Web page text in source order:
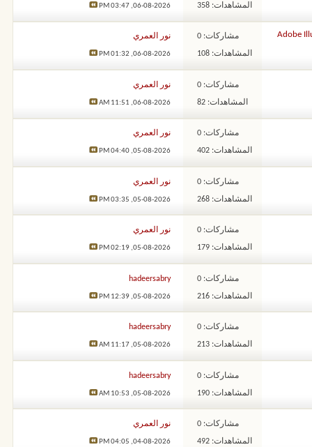
المشاهدات: 358 06-08-2026,
03:47 PM
مشاركات: 0
المشاهدات: 108
نور العمري
06-08-2026,
01:32 PM
مشاركات: 0
المشاهدات: 82
نور العمري
06-08-2026,
11:51 AM
مشاركات: 0
المشاهدات: 402
نور العمري
05-08-2026,
04:40 PM
مشاركات: 0
المشاهدات: 268
نور العمري
05-08-2026,
03:35 PM
مشاركات: 0
المشاهدات: 179
نور العمري
05-08-2026,
02:19 PM
مشاركات: 0
المشاهدات: 216
hadeersabry
05-08-2026,
12:39 PM
مشاركات: 0
المشاهدات: 213
hadeersabry
05-08-2026,
11:17 AM
مشاركات: 0
المشاهدات: 190
hadeersabry
05-08-2026,
10:53 AM
مشاركات: 0
المشاهدات: 492
نور العمري
04-08-2026,
04:05 PM